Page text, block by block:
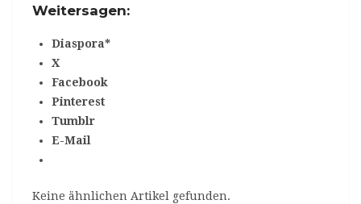
Weitersagen:
Diaspora*
X
Facebook
Pinterest
Tumblr
E-Mail
Keine ähnlichen Artikel gefunden.